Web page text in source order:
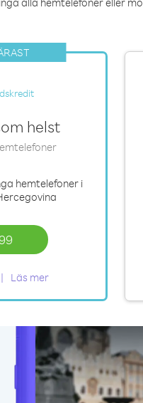
helst
hemtelefoner i
Läs mer